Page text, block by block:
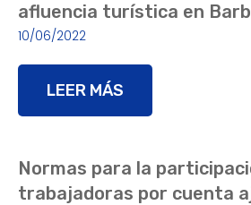
afluencia turística en
10/06/2022
LEER MÁS
Normas para la
trabajadoras por cuenta